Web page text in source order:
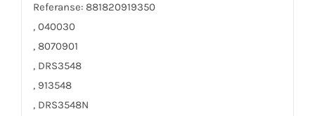
Referanse: 881820919350
, 040030
, 8070901
, DRS3548
, 913548
, DRS3548N